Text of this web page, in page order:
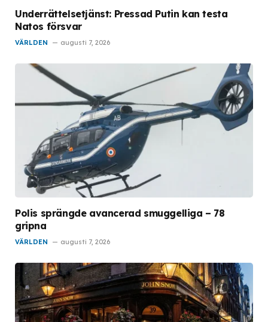
Underrättelsetjänst: Pressad Putin kan testa
Natos försvar
VÄRLDEN augusti 7, 2026
Polis sprängde avancerad smuggelliga – 78
gripna
VÄRLDEN augusti 7, 2026